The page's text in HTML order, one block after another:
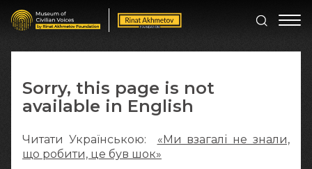
Sorry, this page is not
available in English
Читати Українською: «Ми взагалі не знали,
що робити, це був шок»